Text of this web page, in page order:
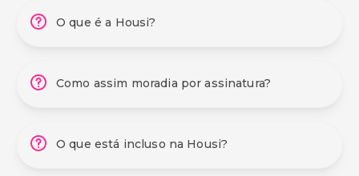
O que é a Housi?
Como assim moradia por assinatura?
O que está incluso na Housi?